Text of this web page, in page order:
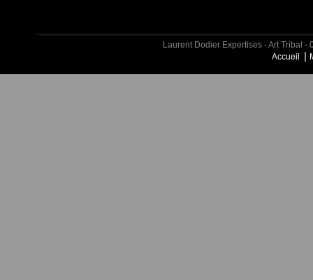
Laurent Dodier Expertises - Art Tribal -
Accueil